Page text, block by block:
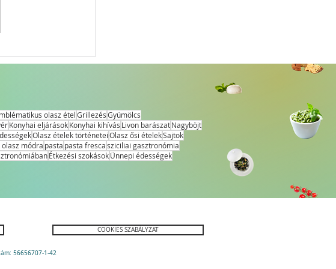
olasz ételGrillezésGyümölcs
Konyhai eljárásokKonyhai kihívás Livon barászatNagyböjt
Olasz ételek történeteiOlasz ősi ételekSajtok
módra pasta pasta frescasziciliai gasztronómia
Étkezési szokások Ünnepi édességek
COOKIES SZABÁLYZAT
56656707-1-42